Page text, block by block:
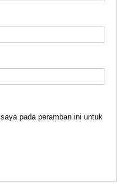
pada peramban ini untuk